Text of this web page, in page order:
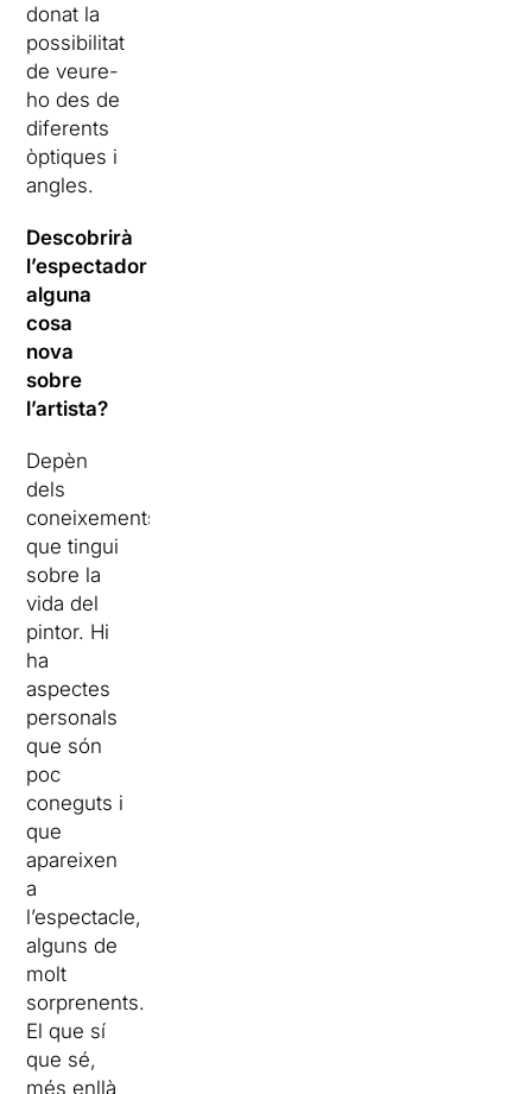
donat la
possibilitat
de veure-
ho des de
diferents
òptiques i
angles.
Descobrirà
l’espectador
alguna
cosa
nova
sobre
l’artista?
Depèn
dels
coneixements
que tingui
sobre la
vida del
pintor. Hi
ha
aspectes
personals
que són
poc
coneguts i
que
apareixen
a
l’espectacle,
alguns de
molt
sorprenents.
El que sí
que sé,
més enllà